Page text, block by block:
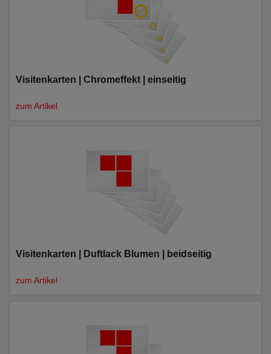
Visitenkarten | Chromeffekt | einseitig
zum Artikel
Visitenkarten | Duftlack Blumen | beidseitig
zum Artikel